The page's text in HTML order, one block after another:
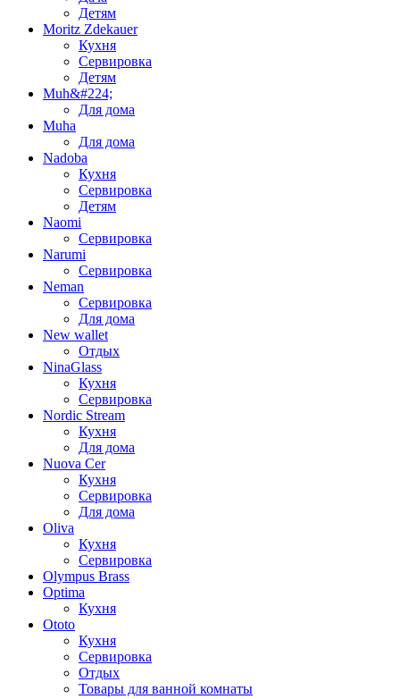
Детям
Moritz Zdekauer
Кухня
Сервировка
Детям
Muh&#224;
Для дома
Muha
Для дома
Nadoba
Кухня
Сервировка
Детям
Naomi
Сервировка
Narumi
Сервировка
Neman
Сервировка
Для дома
New wallet
Отдых
NinaGlass
Кухня
Сервировка
Nordic Stream
Кухня
Для дома
Nuova Cer
Кухня
Сервировка
Для дома
Oliva
Кухня
Сервировка
Olympus Brass
Optima
Кухня
Ototo
Кухня
Сервировка
Отдых
Товары для ванной комнаты